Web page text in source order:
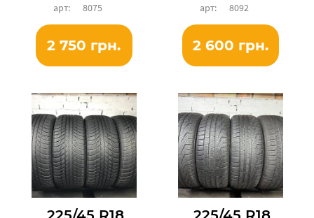
8075
2 750 грн.
8092
2 600 грн.